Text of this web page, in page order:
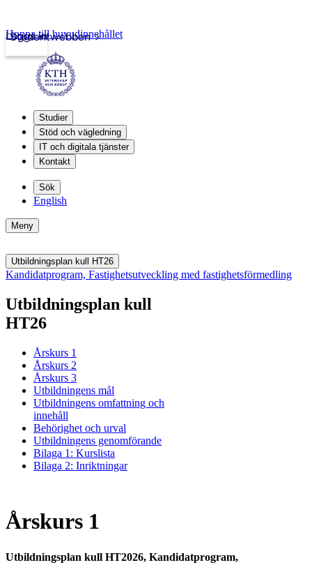
Studentwebben
Logga in
Hoppa till huvudinnehållet
Studier
Stöd och vägledning
IT och digitala tjänster
Kontakt
Sök
English
Meny
Utbildningsplan kull HT26
Kandidatprogram, Fastighetsutveckling med fastighetsförmedling
Utbildningsplan kull
HT26
Årskurs 1
Årskurs 2
Årskurs 3
Utbildningens mål
Utbildningens omfattning och
innehåll
Behörighet och urval
Utbildningens genomförande
Bilaga 1: Kurslista
Bilaga 2: Inriktningar
Årskurs 1
Utbildningsplan kull HT2026, Kandidatprogram,